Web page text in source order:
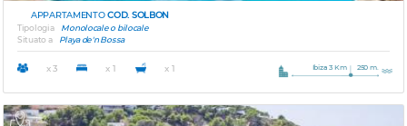
APPARTAMENTOCOD. SOLBON
Tipologia
Monolocale o bilocale
Situato a
Playa de'n Bossa
x 3 x 1 x 1 Ibiza 3 Km 250 m.